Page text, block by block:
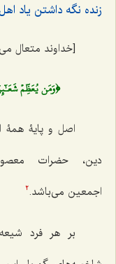
زنده نگه ‌داشتن یاد
[خداوند متعال
﴿وَمَن يُعَظِّمۡ
اصل و پایۀ همۀ
دین، حضرات
اجمعین می‌باشد.2
بر هر فرد